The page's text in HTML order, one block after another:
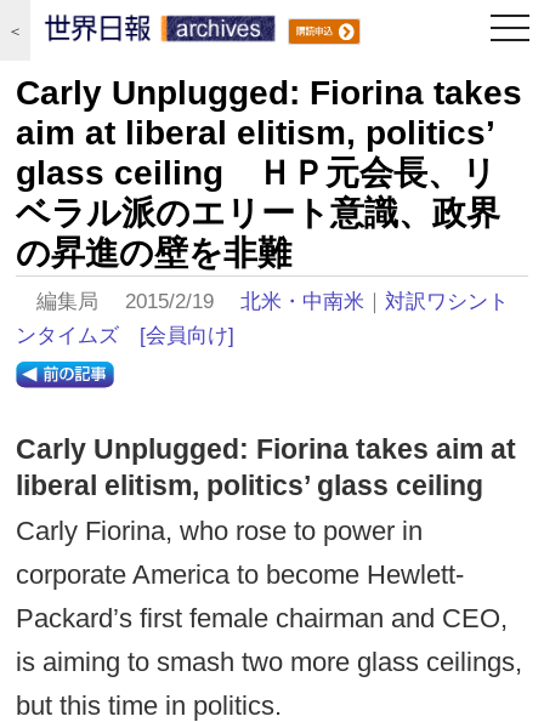
＜
Carly Unplugged: Fiorina takes
aim at liberal elitism, politics’
glass ceiling ＨＰ元会長、リ
ベラル派のエリート意識、政界
の昇進の壁を非難
編集局 2015/2/19北米・中南米 ｜対訳ワシント
ンタイムズ
[会員向け]
Carly Unplugged: Fiorina takes aim at
liberal elitism, politics’ glass ceiling
Carly Fiorina, who rose to power in
corporate America to become Hewlett-
Packard’s first female chairman and CEO,
is aiming to smash two more glass ceilings,
but this time in politics.